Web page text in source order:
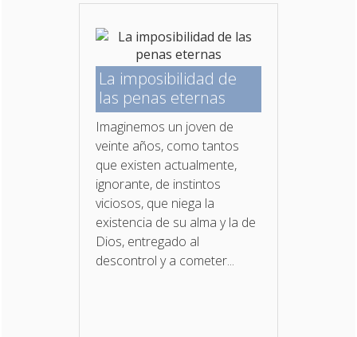
La imposibilidad de
las penas eternas
Imaginemos un joven de
veinte años, como tantos
que existen actualmente,
ignorante, de instintos
viciosos, que niega la
existencia de su alma y la de
Dios, entregado al
descontrol y a cometer...